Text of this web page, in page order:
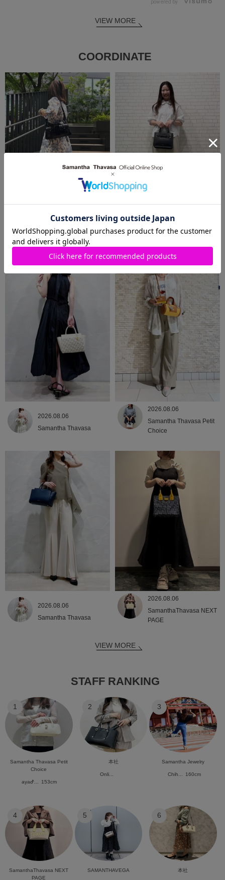
powered by
VIEW MORE
COORDINATE
2026.08.07
Samantha Thavasa Petit
Choice
2026.08.06
2026.08.06
Samantha Thavasa
2026.08.06
Samantha Thavasa Petit
Choice
2026.08.06
Samantha Thavasa
2026.08.06
SamanthaThavasa NEXT
PAGE
VIEW MORE
STAFF RANKING
1
Samantha Thavasa Petit
Choice
ayaᕷ... 153cm
2
本社
Onli...
3
Samantha Jewelry
Chih... 160cm
4
SamanthaThavasa NEXT
PAGE
5
SAMANTHAVEGA
6
本社